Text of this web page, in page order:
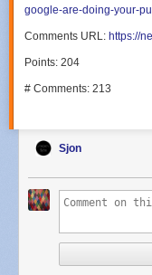
google-are-doing-your-
Comments URL: https://
Points: 204
# Comments: 213
Sjon